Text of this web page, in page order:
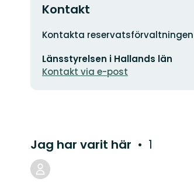
Kontakt
Adress
Kontakta
postadress
Länsstyrelsen i Hallands län
Kontakt via e-post
Jag har varit här 1